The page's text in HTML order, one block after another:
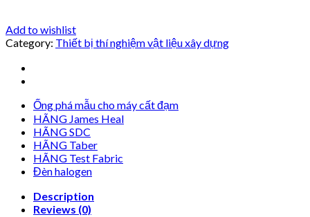
Add to wishlist
Category: Thiết bị thí nghiệm vật liệu xây dựng
Ống phá mẫu cho máy cất đạm
HÃNG James Heal
HÃNG SDC
HÃNG Taber
HÃNG Test Fabric
Đèn halogen
Description
Reviews (0)